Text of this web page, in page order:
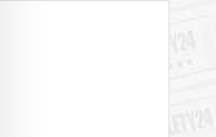
muzyki stanie